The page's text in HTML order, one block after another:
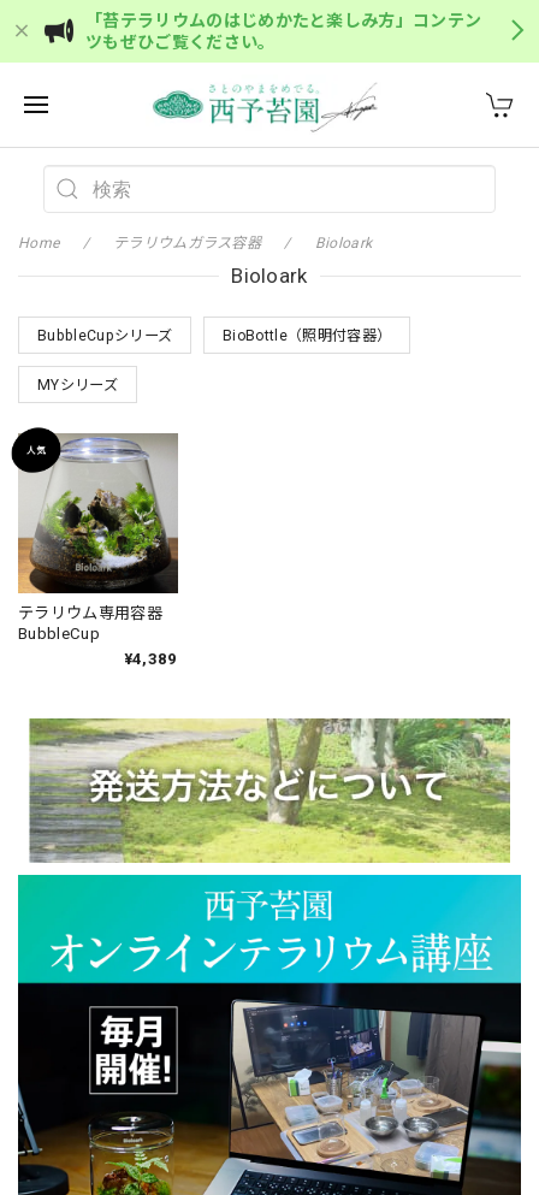
「苔テラリウムのはじめかたと楽しみ方」コンテン
ツもぜひご覧ください。
Home テラリウムガラス容器 Bioloark
Bioloark
BubbleCupシリーズ BioBottle（照明付容器）
MYシリーズ
テラリウム専用容器
BubbleCup
¥4,389